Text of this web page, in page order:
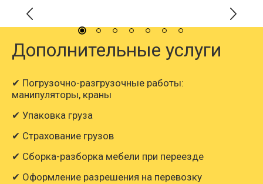
Дополнительные услуги
✔ Погрузочно-разгрузочные работы:
манипуляторы, краны
✔ Упаковка груза
✔ Страхование грузов
✔ Сборка-разборка мебели при переезде
✔ Оформление разрешения на перевозку